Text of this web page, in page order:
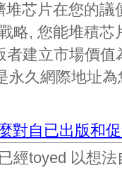
芯片在您的
略, 您能堆積
建立市場價
永久網際地址
對自已出版和
經toyed 以想